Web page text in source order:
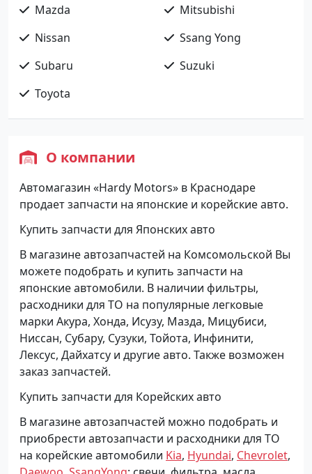
Mazda
Mitsubishi
Nissan
Ssang Yong
Subaru
Suzuki
Toyota
О компании
Автомагазин «Hardy Motors» в Краснодаре
продает запчасти на японские и корейские авто.
Купить запчасти для Японских авто
В магазине автозапчастей на Комсомольской Вы
можете подобрать и купить запчасти на
японские автомобили. В наличии фильтры,
расходники для ТО на популярные легковые
марки Акура, Хонда, Исузу, Мазда, Мицубиси,
Ниссан, Субару, Сузуки, Тойота, Инфинити,
Лексус, Дайхатсу и другие авто. Также возможен
заказ запчастей.
Купить запчасти для Корейских авто
В магазине автозапчастей можно подобрать и
приобрести автозапчасти и расходники для ТО
на корейские автомобили Kia, Hyundai, Chevrolet,